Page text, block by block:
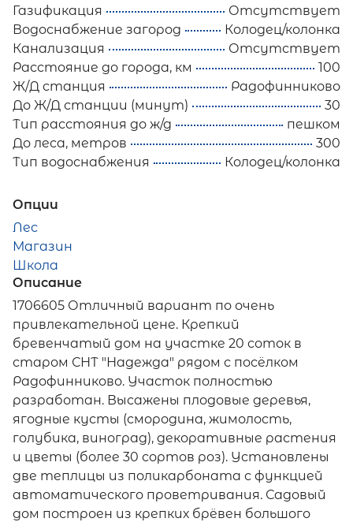
Газификация
Отсутствует
Водоснабжение загород
Колодец/колонка
Канализация
Отсутствует
Расстояние до города, км
100
Ж/Д станция
Радофинниково
До Ж/Д станции (минут)
30
Тип расстояния до ж/д
пешком
До леса, метров
300
Тип водоснабжения
Колодец/колонка
Опции
Лес
Магазин
Школа
Описание
1706605 Отличный вариант по очень
привлекательной цене. Крепкий
бревенчатый дом на участке 20 соток в
старом СНТ "Надежда" рядом с посёлком
Радофинниково. Участок полностью
разработан. Высажены плодовые деревья,
ягодные кусты (смородина, жимолость,
голубика, виноград), декоративные растения
и цветы (более 30 сортов роз). Установлены
две теплицы из поликарбоната с функцией
автоматического проветривания. Садовый
дом построен из крепких брёвен большого